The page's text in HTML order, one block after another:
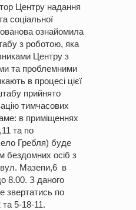
Центру надання
соціальної
ознайомила
з роботою, яка
Центру з
та проблемними
в процесі цієї
прийнято
тимчасових
в приміщеннях
та по
Гребля) буде
бездомних осіб з
Мазепи,6 в
8.00. З даного
звертатись по
5-18-11.